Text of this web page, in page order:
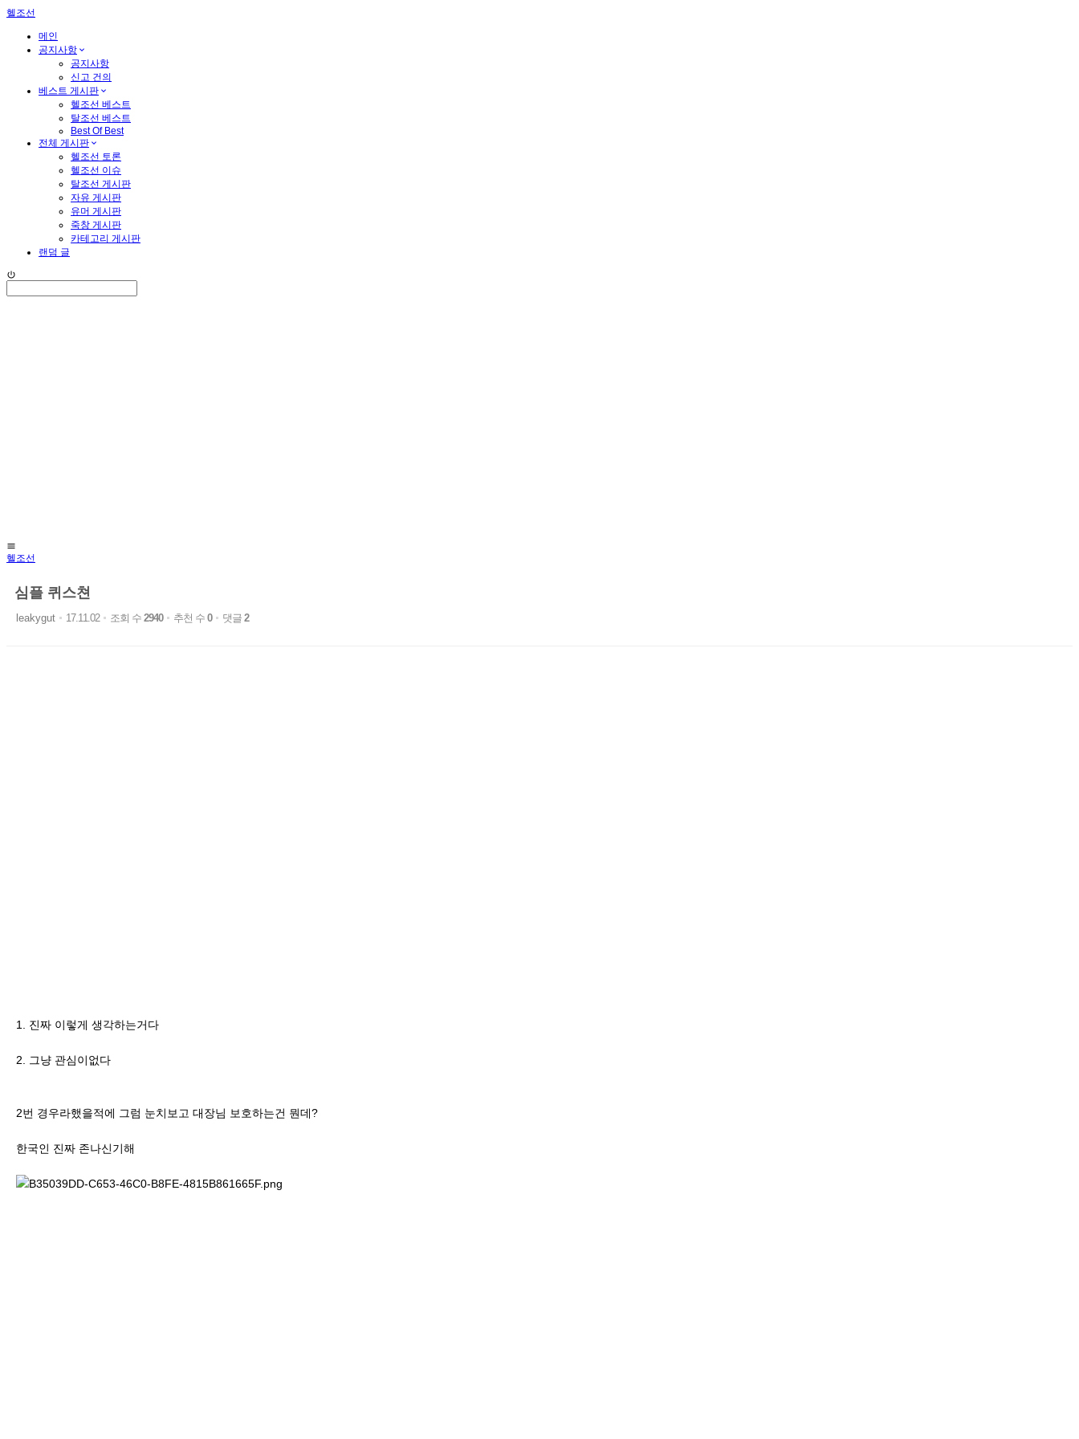
헬조선
메인
공지사항 
공지사항
신고 건의
베스트 게시판 
헬조선 베스트
탈조선 베스트
Best Of Best
전체 게시판 
헬조선 토론
헬조선 이슈
탈조선 게시판
자유 게시판
유머 게시판
죽창 게시판
카테고리 게시판
랜덤 글


헬조선
심플 퀴스쳔
leakygut 17.11.02 조회 수 2940 추천 수 0 댓글 2
1. 진짜 이렇게 생각하는거다
2. 그냥 관심이없다
2번 경우라했을적에 그럼 눈치보고 대장님 보호하는건 뭔데?
한국인 진짜 존나신기해